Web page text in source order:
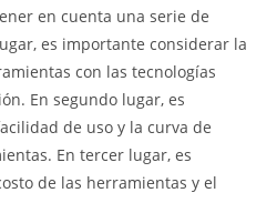
en cuenta una serie de
es importante considerar la
con las tecnologías
En segundo lugar, es
de uso y la curva de
En tercer lugar, es
de las herramientas y el